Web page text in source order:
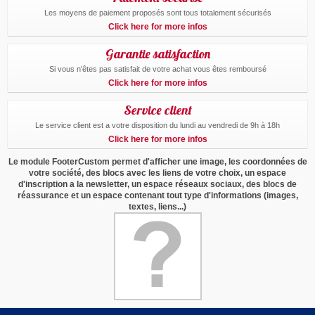
Les moyens de paiement proposés sont tous totalement sécurisés
Click here for more infos
Garantie satisfaction
Si vous n'êtes pas satisfait de votre achat vous êtes remboursé
Click here for more infos
Service client
Le service client est a votre disposition du lundi au vendredi de 9h à 18h
Click here for more infos
Le module FooterCustom permet d'afficher une image, les coordonnées de
votre société, des blocs avec les liens de votre choix, un espace
d'inscription a la newsletter, un espace réseaux sociaux, des blocs de
réassurance et un espace contenant tout type d'informations (images,
textes, liens...)